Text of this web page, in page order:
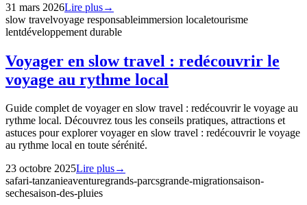
31 mars 2026Lire plus→
slow travelvoyage responsableimmersion localetourisme
lentdéveloppement durable
Voyager en slow travel : redécouvrir le
voyage au rythme local
Guide complet de voyager en slow travel : redécouvrir le voyage au
rythme local. Découvrez tous les conseils pratiques, attractions et
astuces pour explorer voyager en slow travel : redécouvrir le voyage
au rythme local en toute sérénité.
23 octobre 2025Lire plus→
safari-tanzanieaventuregrands-parcsgrande-migrationsaison-
sechesaison-des-pluies